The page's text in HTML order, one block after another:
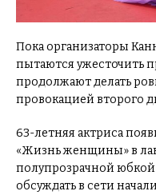
Пока организаторы
пытаются ужесточить
продолжают делать
провокацией второго
63-летняя актриса
«Жизнь женщины» в
полупрозрачной
обсуждать в сети